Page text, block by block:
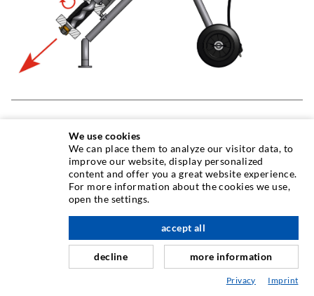
KOLBENPUMPE
Kolbenpumpen werden als Handhebel-, Fußhebel-,
elektrisch oder pneumatisch angetriebene Injektionsgeräte
angeboten. Es können hohe Drücke erreicht werden, die
exakt eingestellt und über Manometer kontrolliert werden
können. Vorteile: platzsparender Transport, große
Materialdurchlässe, Druckspeicher mit Manometer zur
We use cookies
We can place them to analyze our visitor data, to
improve our website, display personalized
content and offer you a great website experience.
For more information about the cookies we use,
open the settings.
decline
accept all
more information
Privacy Imprint